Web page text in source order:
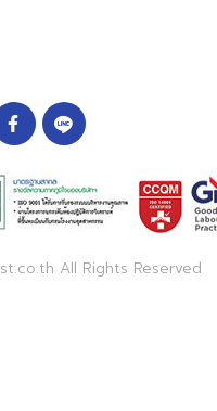
All Rights Reserved